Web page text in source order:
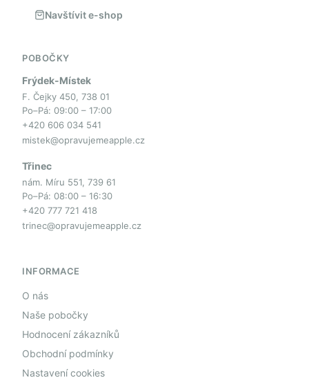
Navštívit e-shop
POBOČKY
Frýdek-Místek
F. Čejky 450, 738 01
Po–Pá: 09:00 – 17:00
+420 606 034 541
mistek@opravujemeapple.cz
Třinec
nám. Míru 551, 739 61
Po–Pá: 08:00 – 16:30
+420 777 721 418
trinec@opravujemeapple.cz
INFORMACE
O nás
Naše pobočky
Hodnocení zákazníků
Obchodní podmínky
Nastavení cookies